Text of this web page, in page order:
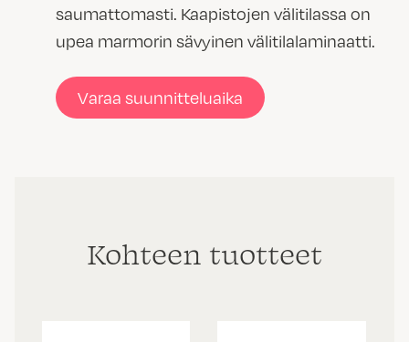
saumattomasti. Kaapistojen välitilassa on
upea marmorin sävyinen välitilalaminaatti.
Varaa suunnitteluaika
Kohteen tuotteet